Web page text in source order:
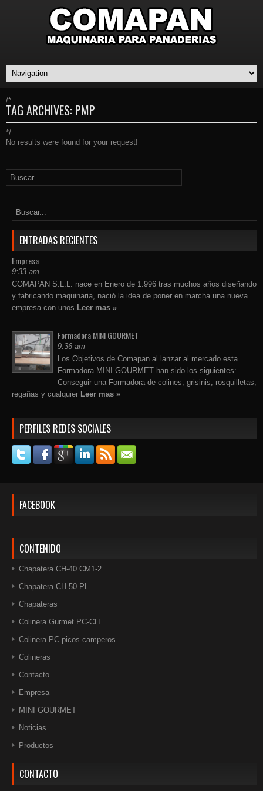
/*
TAG ARCHIVES: PMP
*/
No results were found for your request!
ENTRADAS RECIENTES
Empresa
9:33 am
COMAPAN S.L.L. nace en Enero de 1.996 tras muchos años diseñando
y fabricando maquinaria, nació la idea de poner en marcha una nueva
empresa con unos Leer mas »
Formadora MINI GOURMET
9:36 am
Los Objetivos de Comapan al lanzar al mercado esta
Formadora MINI GOURMET han sido los siguientes:
Conseguir una Formadora de colines, grisinis, rosquilletas,
regañas y cualquier Leer mas »
PERFILES REDES SOCIALES
FACEBOOK
CONTENIDO
Chapatera CH-40 CM1-2
Chapatera CH-50 PL
Chapateras
Colinera Gurmet PC-CH
Colinera PC picos camperos
Colineras
Contacto
Empresa
MINI GOURMET
Noticias
Productos
CONTACTO